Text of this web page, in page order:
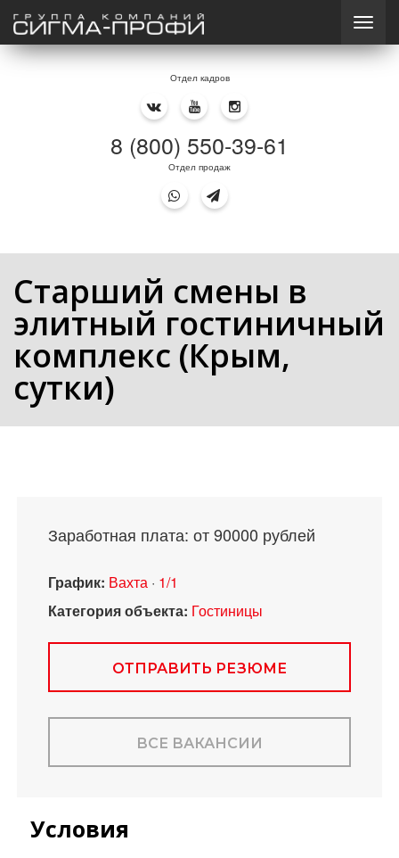
Отдел кадров
8 (800) 550-39-61
Отдел продаж
Старший смены в
элитный гостиничный
комплекс (Крым,
сутки)
Заработная плата: от 90000 рублей
График: Вахта · 1/1
Категория объекта: Гостиницы
ОТПРАВИТЬ РЕЗЮМЕ
ВСЕ ВАКАНСИИ
Условия